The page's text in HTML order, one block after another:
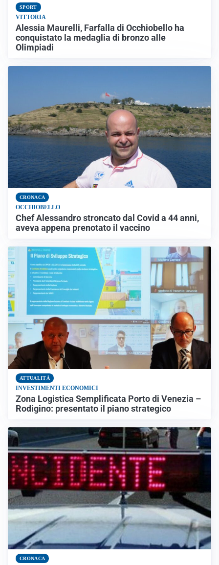
SPORT
VITTORIA
Alessia Maurelli, Farfalla di Occhiobello ha
conquistato la medaglia di bronzo alle
Olimpiadi
CRONACA
OCCHIOBELLO
Chef Alessandro stroncato dal Covid a 44 anni,
aveva appena prenotato il vaccino
ATTUALITÀ
INVESTIMENTI ECONOMICI
Zona Logistica Semplificata Porto di Venezia –
Rodigino: presentato il piano strategico
CRONACA